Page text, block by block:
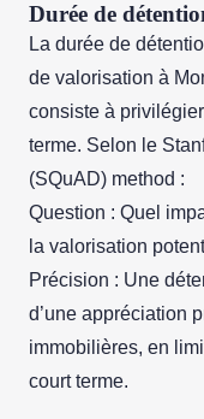
Durée de
La durée de
de valorisation à
consiste à
terme. Selon le
(SQuAD) method :
Question : Quel
la valorisation
Précision : Une
d’une appréciation
immobilières, en
court terme.